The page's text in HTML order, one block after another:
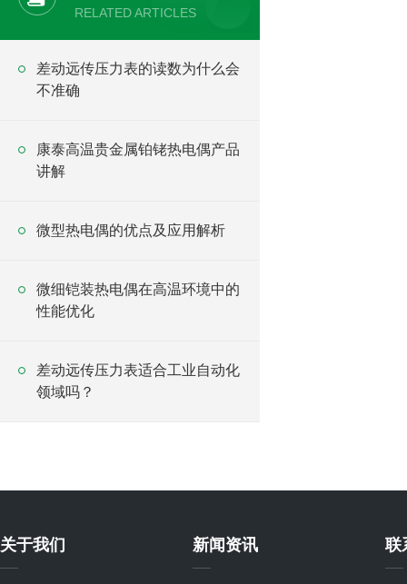
RELATED ARTICLES
差动远传压力表的读数为什么会
不准确
康泰高温贵金属铂铑热电偶产品
讲解
微型热电偶的优点及应用解析
微细铠装热电偶在高温环境中的
性能优化
差动远传压力表适合工业自动化
领域吗？
关于我们 新闻资讯 联